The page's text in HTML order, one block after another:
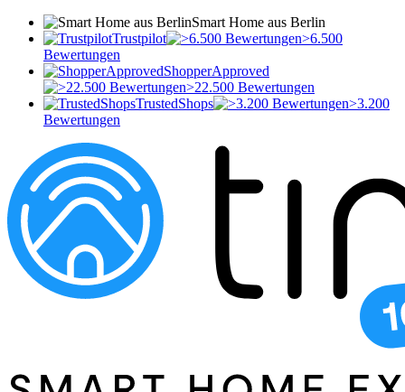
Smart Home aus Berlin
Trustpilot
>6.500
Bewertungen
ShopperApproved
>22.500 Bewertungen
TrustedShops
>3.200
Bewertungen